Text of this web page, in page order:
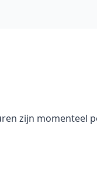
zijn momenteel